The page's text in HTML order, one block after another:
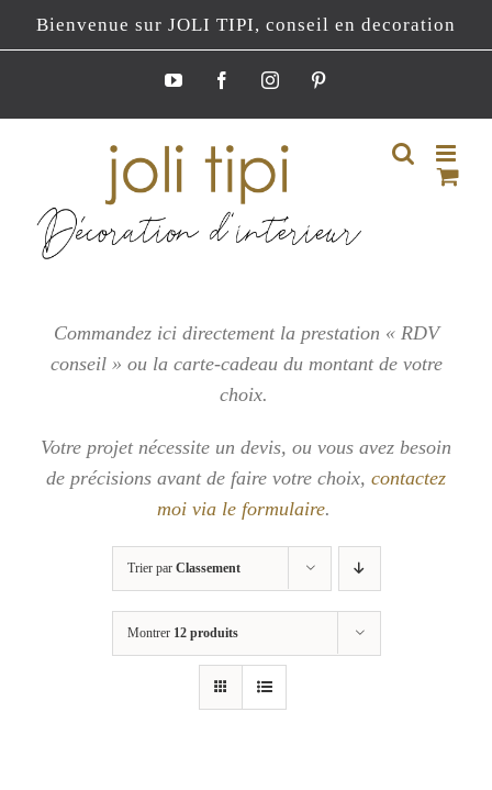
Passer
au
Bienvenue sur JOLI TIPI, conseil en decoration
YouTubeFacebookInstagramPinterest
Commandez ici directement la prestation « RDV
conseil » ou la carte-cadeau du montant de votre
choix.
Votre projet nécessite un devis, ou vous avez besoin
de précisions avant de faire votre choix, contactez
moi via le formulaire.
Trier par Classement
Montrer 12 produits